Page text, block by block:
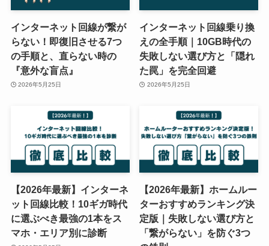
インターネット回線が繋が
らない！即復旧させる7つ
の手順と、直らない時の
『意外な盲点』
2026年5月25日
インターネット回線乗り換
えの全手順｜10GB時代の
失敗しない選び方と「隠れ
た罠」を完全回避
2026年5月25日
【2026年最新】インターネ
ット回線比較！10ギガ時代
に選ぶべき最強の1本をス
マホ・エリア別に診断
【2026年最新】ホームルー
ターおすすめランキング決
定版｜失敗しない選び方と
「繋がらない」を防ぐ3つ